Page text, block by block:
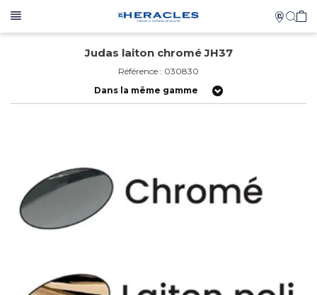
Judas laiton chromé JH37
Référence : 030830
Dans la même gamme